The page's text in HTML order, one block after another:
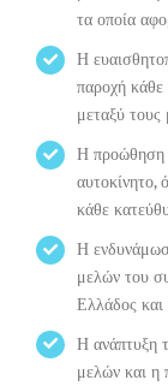
τα οποία
Η
παροχή
μεταξύ τους
Η προώθηση
κάθε
Η
μελών του
Ελλάδος και
Η ανάπτυξη
μελών και η